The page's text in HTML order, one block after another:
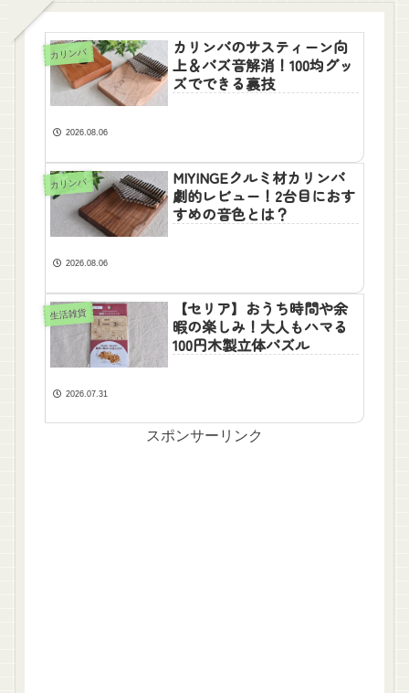
カリンバ
カリンバのサスティーン向
上＆バズ音解消！100均グッ
ズでできる裏技
2026.08.06
カリンバ
MIYINGEクルミ材カリンバ
劇的レビュー！2台目におす
すめの音色とは？
2026.08.06
生活雑貨
【セリア】おうち時間や余
暇の楽しみ！大人もハマる
100円木製立体パズル
2026.07.31
スポンサーリンク